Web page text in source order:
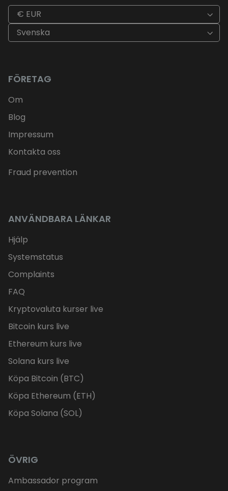
€ EUR
Svenska
FÖRETAG
Om
Blog
Impressum
Kontakta oss
Fraud prevention
ANVÄNDBARA LÄNKAR
Hjälp
Systemstatus
Complaints
FAQ
Kryptovaluta kurser live
Bitcoin kurs live
Ethereum kurs live
Solana kurs live
Köpa Bitcoin (BTC)
Köpa Ethereum (ETH)
Köpa Solana (SOL)
ÖVRIG
Ambassador program